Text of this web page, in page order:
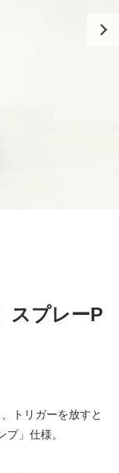
スプレーP
トリガーを放すと
」仕様。